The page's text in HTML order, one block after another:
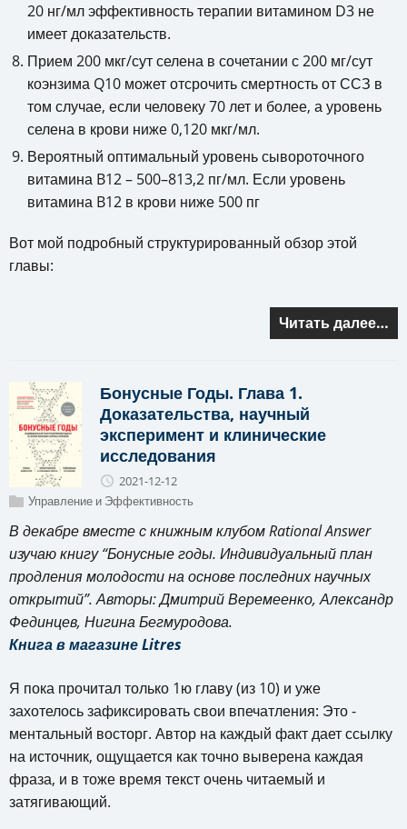
20 нг/мл эффективность терапии витамином D3 не
имеет доказательств.
Прием 200 мкг/сут селена в сочетании с 200 мг/сут
коэнзима Q10 может отсрочить смертность от ССЗ в
том случае, если человеку 70 лет и более, а уровень
селена в крови ниже 0,120 мкг/мл.
Вероятный оптимальный уровень сывороточного
витамина B12 – 500–813,2 пг/мл. Если уровень
витамина B12 в крови ниже 500 пг
Вот мой подробный структурированный обзор этой
главы:
Читать далее…
Бонусные Годы. Глава 1.
Доказательства, научный
эксперимент и клинические
исследования
2021-12-12
Управление и Эффективность
В декабре вместе с книжным клубом Rational Answer
изучаю книгу “Бонусные годы. Индивидуальный план
продления молодости на основе последних научных
открытий”. Авторы: Дмитрий Веремеенко, Александр
Фединцев, Нигина Бегмуродова.
Книга в магазине Litres
Я пока прочитал только 1ю главу (из 10) и уже
захотелось зафиксировать свои впечатления: Это -
ментальный восторг. Автор на каждый факт дает ссылку
на источник, ощущается как точно выверена каждая
фраза, и в тоже время текст очень читаемый и
затягивающий.